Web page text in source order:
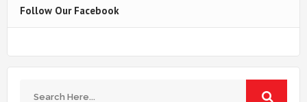
Follow Our Facebook